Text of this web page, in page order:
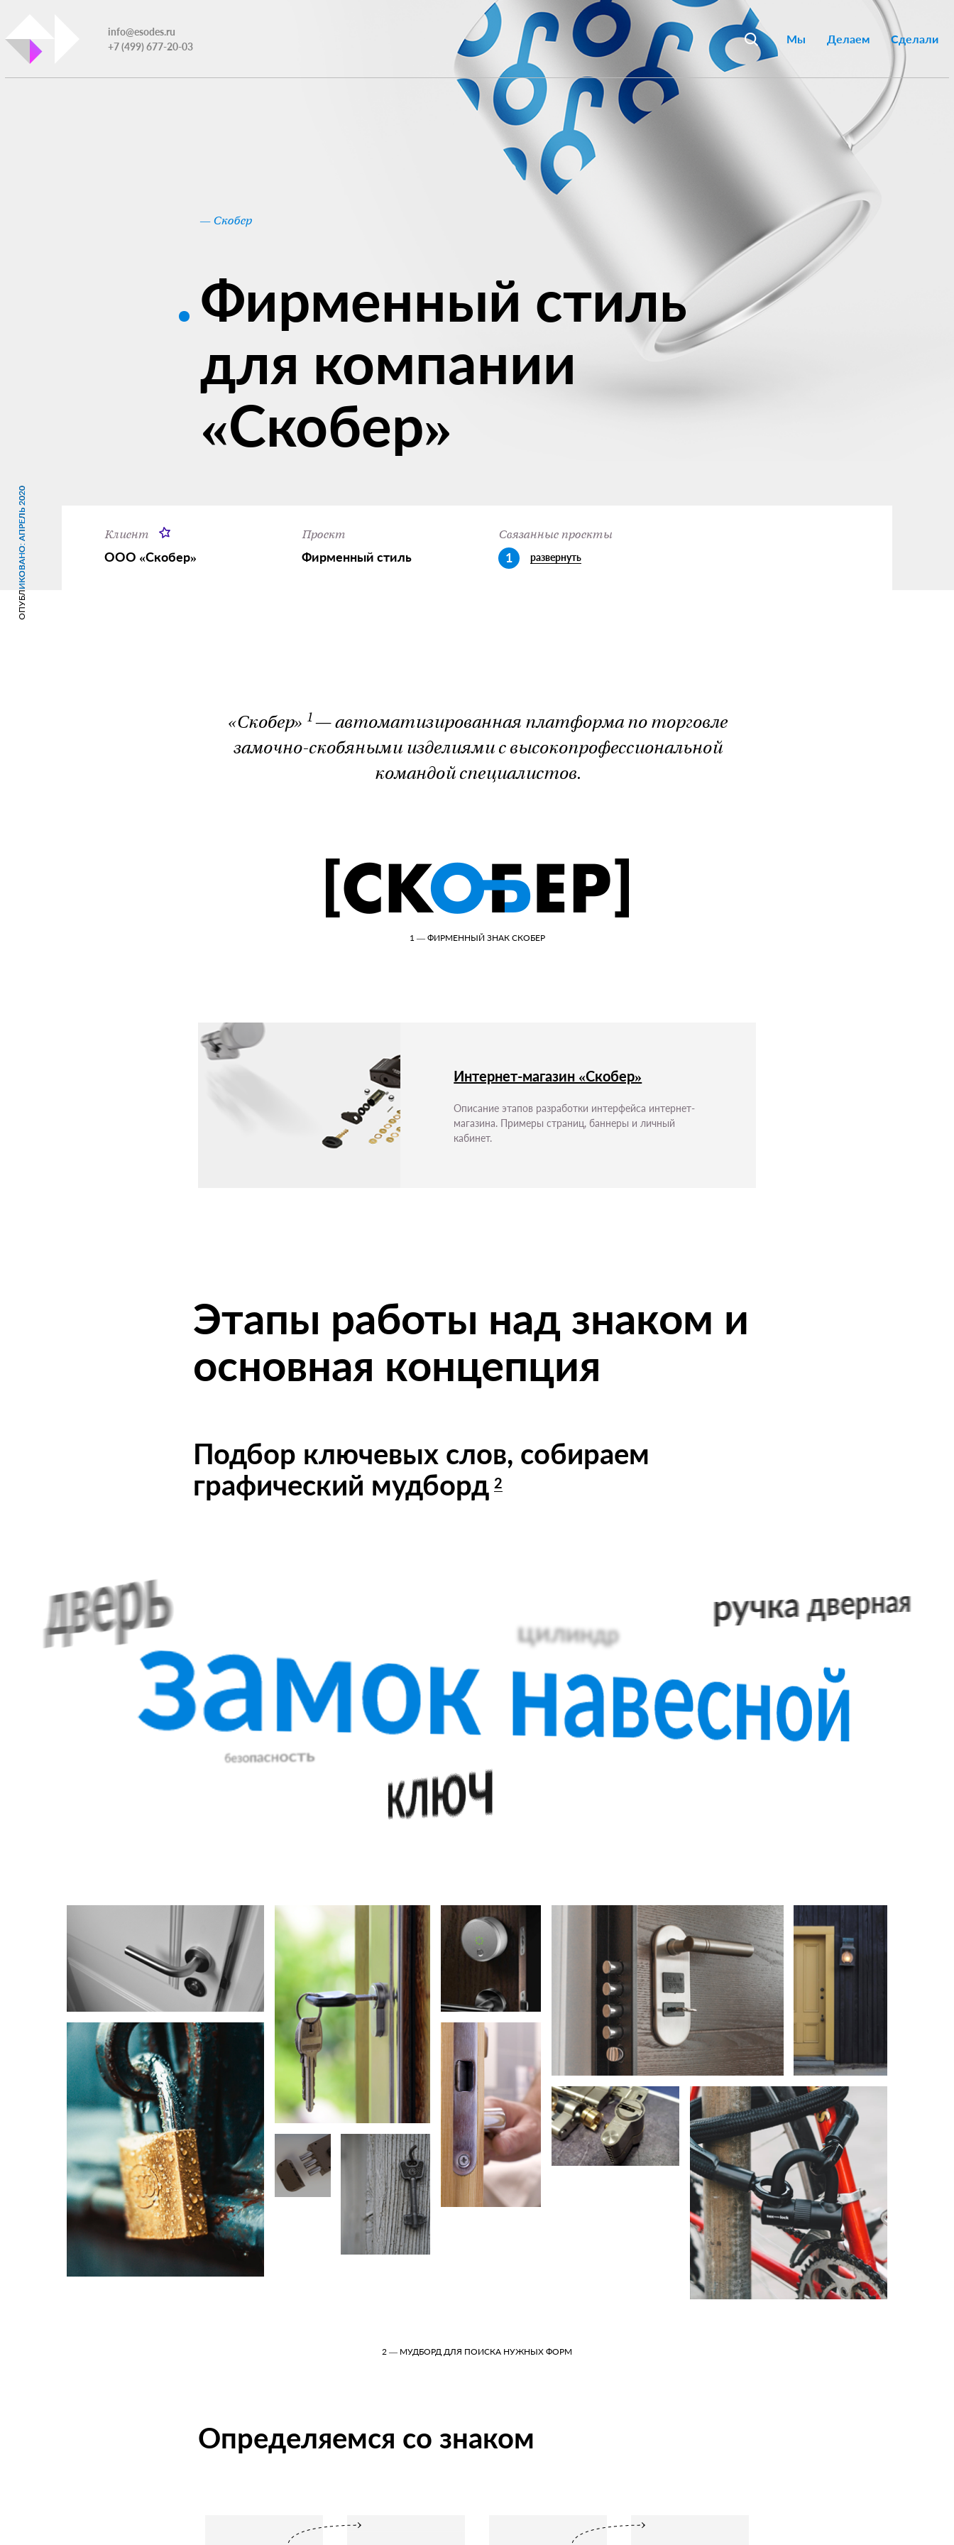
info@esodes.ru
+7 (499) 677-20-03
Мы Делаем Сделали
ОПУБЛИКОВАНО: АПРЕЛЬ 2020
ОПУБЛИКОВАНО: АПРЕЛЬ 2020
— Скобер
Фирменный стиль
для компании
«Скобер»
Клиент
ООО «Скобер»
Проект
Фирменный стиль
Связанные проекты
1 развернуть
«Скобер» 1 — автоматизированная платформа по торговле
замочно-скобяными изделиями с высокопрофессиональной
командой специалистов.
1 — ФИРМЕННЫЙ ЗНАК СКОБЕР
Интернет-магазин «Скобер»
Описание этапов разработки интерфейса интернет-
магазина. Примеры страниц, баннеры и личный
кабинет.
Этапы работы над знаком и
основная концепция
Подбор ключевых слов, собираем
графический мудборд 2
2 — МУДБОРД ДЛЯ ПОИСКА НУЖНЫХ ФОРМ
Определяемся со знаком